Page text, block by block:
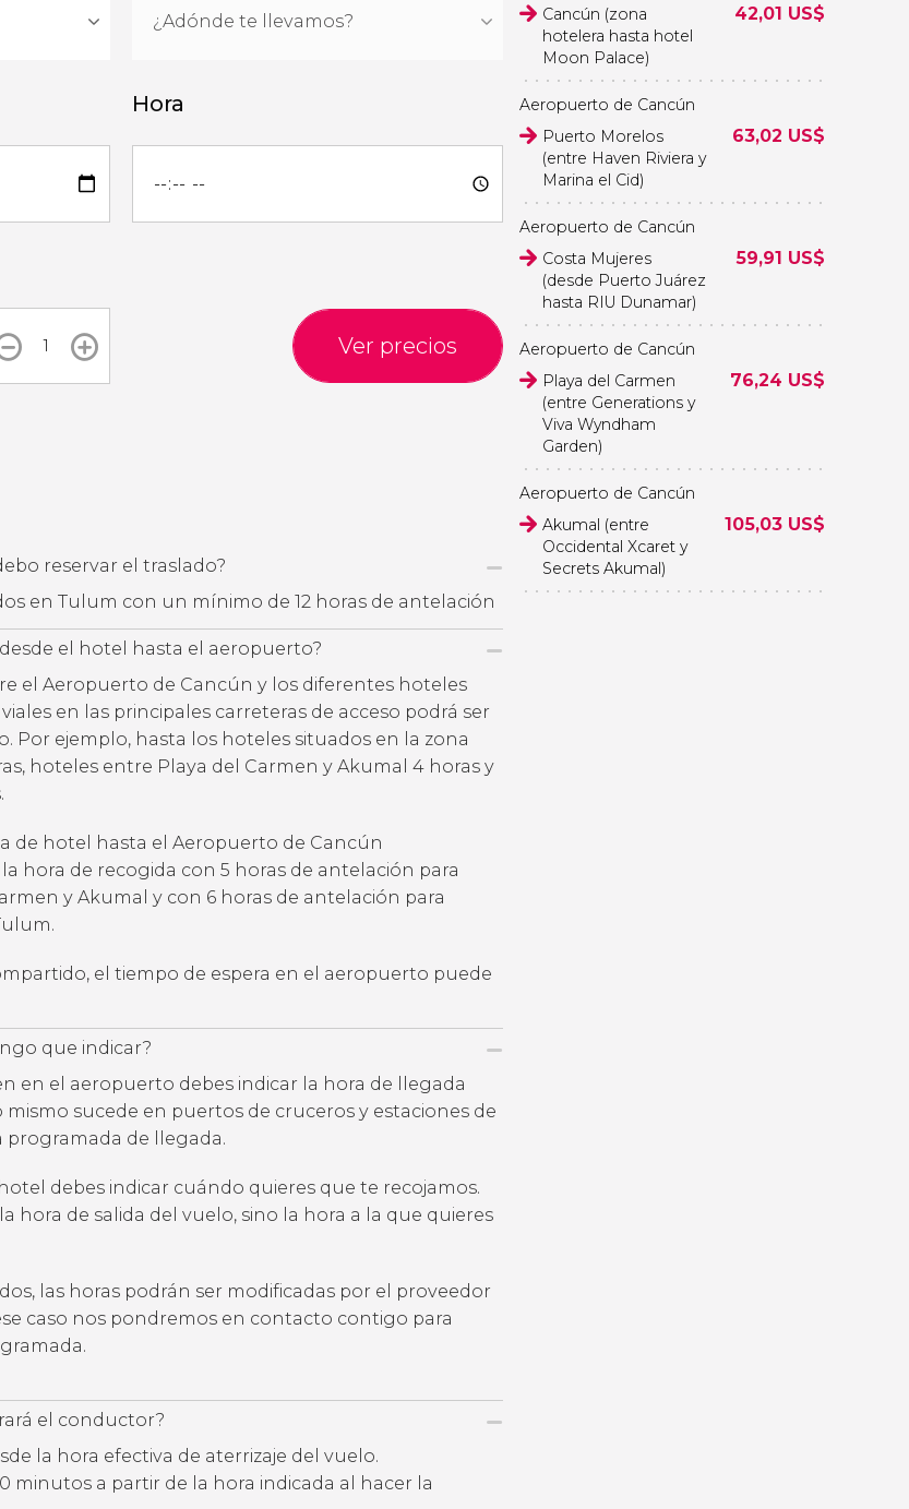
Gudiel Lopez
Hora
Ver precios
reservar el traslado?
en Tulum con un mínimo de 12 horas de antelación
el hotel hasta el aeropuerto?
el Aeropuerto de Cancún y los diferentes hoteles
en las principales carreteras de acceso podrá ser
Por ejemplo, hasta los hoteles situados en la zona
hoteles entre Playa del Carmen y Akumal 4 horas y
de hotel hasta el Aeropuerto de Cancún
hora de recogida con 5 horas de antelación para
y Akumal y con 6 horas de antelación para
el tiempo de espera en el aeropuerto puede
que indicar?
en el aeropuerto debes indicar la hora de llegada
sucede en puertos de cruceros y estaciones de
programada de llegada.
debes indicar cuándo quieres que te recojamos.
hora de salida del vuelo, sino la hora a la que quieres
las horas podrán ser modificadas por el proveedor
caso nos pondremos en contacto contigo para
el conductor?
la hora efectiva de aterrizaje del vuelo.
minutos a partir de la hora indicada al hacer la
Cancún (zona
hotelera hasta hotel
Moon Palace)
42,01 US$
Aeropuerto de Cancún
Puerto Morelos
(entre Haven Riviera y
Marina el Cid)
63,02 US$
Aeropuerto de Cancún
Costa Mujeres
(desde Puerto Juárez
hasta RIU Dunamar)
59,91 US$
Aeropuerto de Cancún
Playa del Carmen
(entre Generations y
Viva Wyndham
Garden)
76,24 US$
Aeropuerto de Cancún
Akumal (entre
Occidental Xcaret y
Secrets Akumal)
105,03 US$